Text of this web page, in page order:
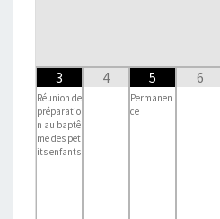
3
Réunion de
préparatio
n au baptê
me des pet
its enfants
4 5
Permanen
ce
6